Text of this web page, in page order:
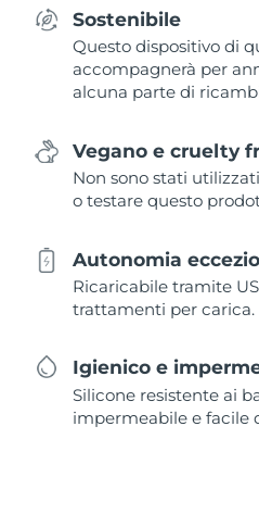
Sostenibile
Questo dispositivo di
accompagnerà per
alcuna parte di
Vegano e cruelty
Non sono stati
o testare questo
Autonomia
Ricaricabile tramite
trattamenti per carica.
Igienico e
Silicone resistente ai
impermeabile e facile